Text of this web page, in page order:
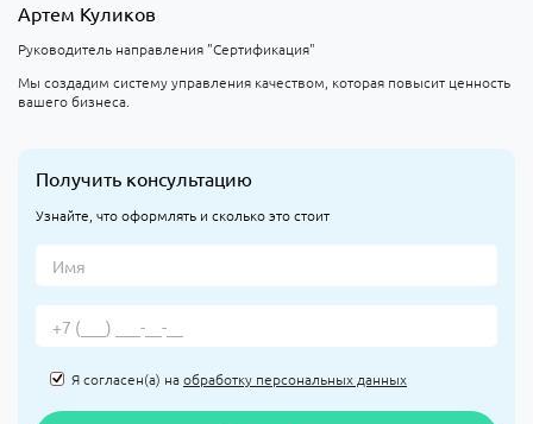
Артем Куликов
Руководитель направления "Сертификация"
Мы создадим систему управления качеством, которая повысит ценность
вашего бизнеса.
Получить консультацию
Узнайте, что оформлять и сколько это стоит
Я согласен(а) наобработку персональных данных